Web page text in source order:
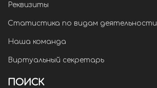
Реквизиты
Статистика по видам деятельности
Наша команда
Виртуальный секретарь
ПОИСК